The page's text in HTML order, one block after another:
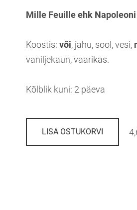
Mille Feuille ehk
Koostis: või, jahu, sool, vesi,
vaniljekaun, vaarikas.
Kõlblik kuni: 2 päeva
LISA OSTUKORVI